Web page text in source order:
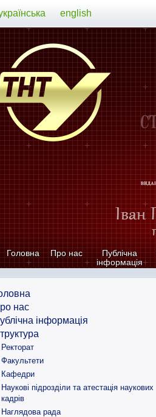
english
Головна Про нас
Публічна
інформація
нас
інформація
Ректорат
Факультети
Кафедри
Наукові підрозділи та атестація наукових
кадрів
Наглядова рада